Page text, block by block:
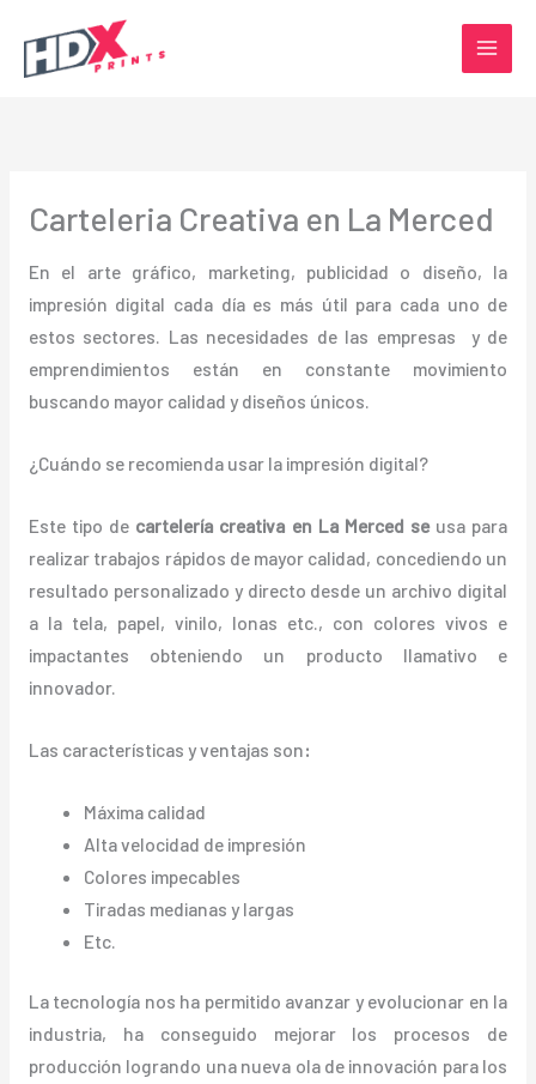
contenido
Carteleria Creativa en La Merced
En el arte gráfico, marketing, publicidad o diseño, la
impresión digital cada día es más útil para cada uno de
estos sectores. Las necesidades de las empresas y de
emprendimientos están en constante movimiento
buscando mayor calidad y diseños únicos.
¿Cuándo se recomienda usar la impresión digital?
Este tipo de cartelería creativa en La Merced seusa para
realizar trabajos rápidos de mayor calidad, concediendo un
resultado personalizado y directo desde un archivo digital
a la tela, papel, vinilo, lonas etc., con colores vivos e
impactantes obteniendo un producto llamativo e
innovador.
Las características y ventajas son:
Máxima calidad
Alta velocidad de impresión
Colores impecables
Tiradas medianas y largas
Etc.
La tecnología nos ha permitido avanzar y evolucionar en la
industria, ha conseguido mejorar los procesos de
producción logrando una nueva ola de innovación para los